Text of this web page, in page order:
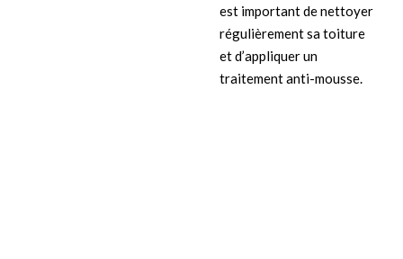
est important de nettoyer
régulièrement sa toiture
et d’appliquer un
traitement anti-mousse.